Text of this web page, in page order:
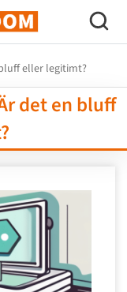
eller legitimt?
det en bluff